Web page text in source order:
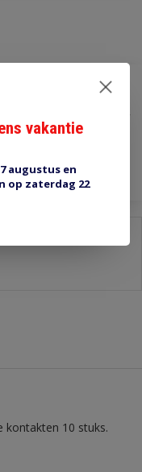
€2,05
kontakten 10 stuks.
vakantie
augustus en
op zaterdag 22